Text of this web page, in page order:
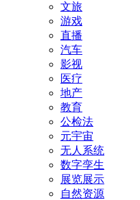
文旅
游戏
直播
汽车
影视
医疗
地产
教育
公检法
元宇宙
无人系统
数字孪生
展览展示
自然资源